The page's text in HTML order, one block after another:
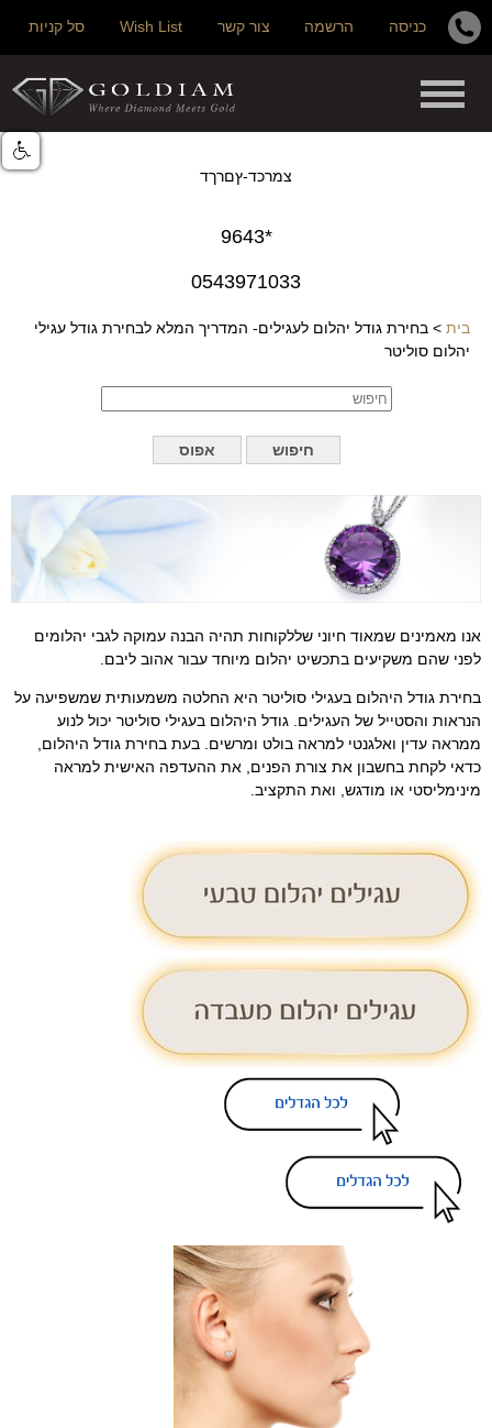
כניסה הרשמה צור קשר Wish List סל קניות
צמרכד-ץםרךד
*9643
0543971033
בית > בחירת גודל יהלום לעגילים- המדריך המלא לבחירת גודל עגילי
יהלום סוליטר
אנו מאמינים שמאוד חיוני שללקוחות תהיה הבנה עמוקה לגבי יהלומים
לפני שהם משקיעים בתכשיט יהלום מיוחד עבור אהוב ליבם.
בחירת גודל היהלום בעגילי סוליטר היא החלטה משמעותית שמשפיעה על
הנראות והסטייל של העגילים. גודל היהלום בעגילי סוליטר יכול לנוע
ממראה עדין ואלגנטי למראה בולט ומרשים. בעת בחירת גודל היהלום,
כדאי לקחת בחשבון את צורת הפנים, את ההעדפה האישית למראה
מינימליסטי או מודגש, ואת התקציב.